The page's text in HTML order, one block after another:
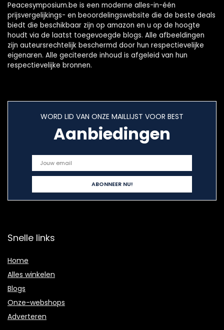
Peacesymposium.be is een moderne alles-in-één
prijsvergelijkings- en beoordelingswebsite die de beste deals
biedt die beschikbaar zijn op amazon en u op de hoogte
houdt via de laatst toegevoegde blogs. Alle afbeeldingen
zijn auteursrechtelijk beschermd door hun respectievelijke
eigenaren. Alle geciteerde inhoud is afgeleid van hun
respectievelijke bronnen.
WORD LID VAN ONZE MAILLIJST VOOR BEST
Aanbiedingen
Snelle links
Home
Alles winkelen
Blogs
Onze-webshops
Adverteren